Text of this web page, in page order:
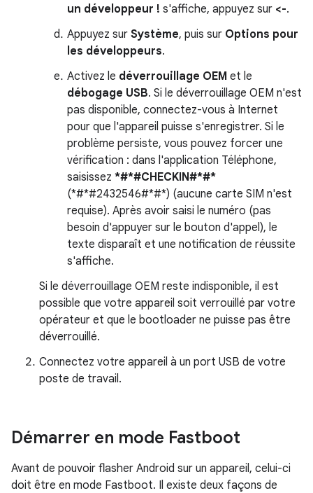
un développeur ! s'affiche, appuyez sur <-.
Appuyez sur Système, puis sur Options pour
les développeurs.
Activez le déverrouillage OEM et le
débogage USB. Si le déverrouillage OEM n'est
pas disponible, connectez-vous à Internet
pour que l'appareil puisse s'enregistrer. Si le
problème persiste, vous pouvez forcer une
vérification : dans l'application Téléphone,
saisissez *#*#CHECKIN#*#*
(*#*#2432546#*#*) (aucune carte SIM n'est
requise). Après avoir saisi le numéro (pas
besoin d'appuyer sur le bouton d'appel), le
texte disparaît et une notification de réussite
s'affiche.
Si le déverrouillage OEM reste indisponible, il est
possible que votre appareil soit verrouillé par votre
opérateur et que le bootloader ne puisse pas être
déverrouillé.
Connectez votre appareil à un port USB de votre
poste de travail.
Démarrer en mode Fastboot
Avant de pouvoir flasher Android sur un appareil, celui-ci
doit être en mode Fastboot. Il existe deux façons de